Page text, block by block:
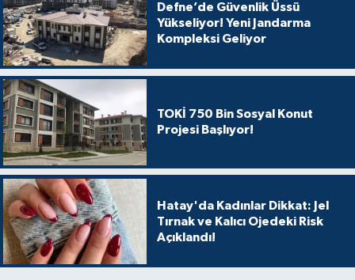
Defne’de Güvenlik Üssü
Yükseliyor! Yeni Jandarma
Kompleksi Geliyor
TOKİ 750 Bin Sosyal Konut
Projesi Başlıyor!
Hatay'da Kadınlar Dikkat: Jel
Tırnak ve Kalıcı Ojedeki Risk
Açıklandı!